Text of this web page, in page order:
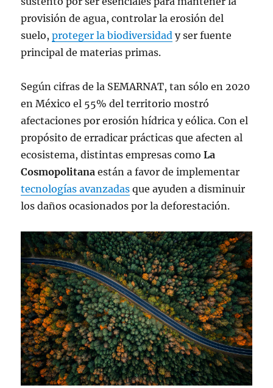
provisión de agua, controlar la erosión del
suelo,proteger la biodiversidad y ser fuente
principal de materias primas.
Según cifras de la SEMARNAT, tan sólo en 2020
en México el 55% del territorio mostró
afectaciones por erosión hídrica y eólica. Con el
propósito de erradicar prácticas que afecten al
ecosistema, distintas empresas comoLa
Cosmopolitanaestán a favor de implementar
tecnologías avanzadas que ayuden a disminuir
los daños ocasionados por la deforestación.